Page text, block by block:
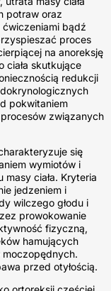
potraw oraz
bądź
proces
na anoreksję
ciała skutkujące
redukcji
pokwitaniem
związanych
się
wymiotów i
ciała. Kryteria
jedzeniem i
wilczego głodu i
prowokowanie
fizyczną,
hamujących
przed otyłością.